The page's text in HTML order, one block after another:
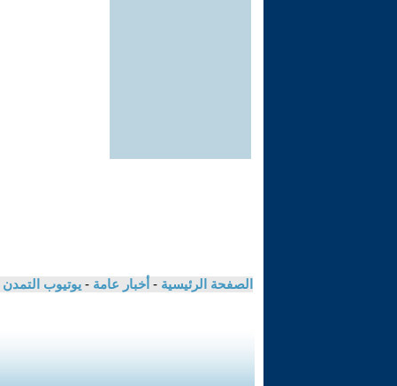
الصفحة الرئيسية - أخبار عامة - يوتيوب التمدن